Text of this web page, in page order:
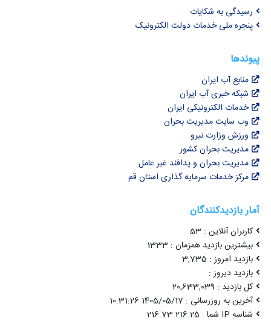
به شکایات
ملی خدمات دولت الکترونیک
آب ایران
خبری آب ایران
الکترونیکی ایران
مدیریت بحران
وزارت نیرو
بحران کشور
بحران و پدافند غیر عامل
خدمات سرمایه گذاری استان قم
آنلاین : 53
بازدید همزمان : 1333
: 3,735
دیروز :
: 1405/05/17 10:31:26